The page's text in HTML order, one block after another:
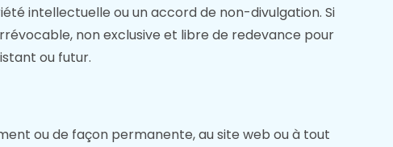
intellectuelle ou un accord de non-divulgation. Si
non exclusive et libre de redevance pour
ou futur.
ou de façon permanente, au site web ou à tout